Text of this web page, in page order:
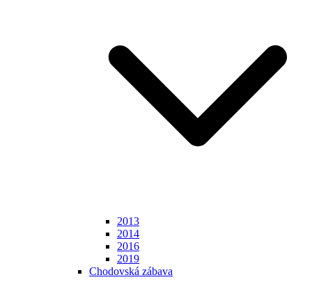
2013
2014
2016
2019
Chodovská zábava